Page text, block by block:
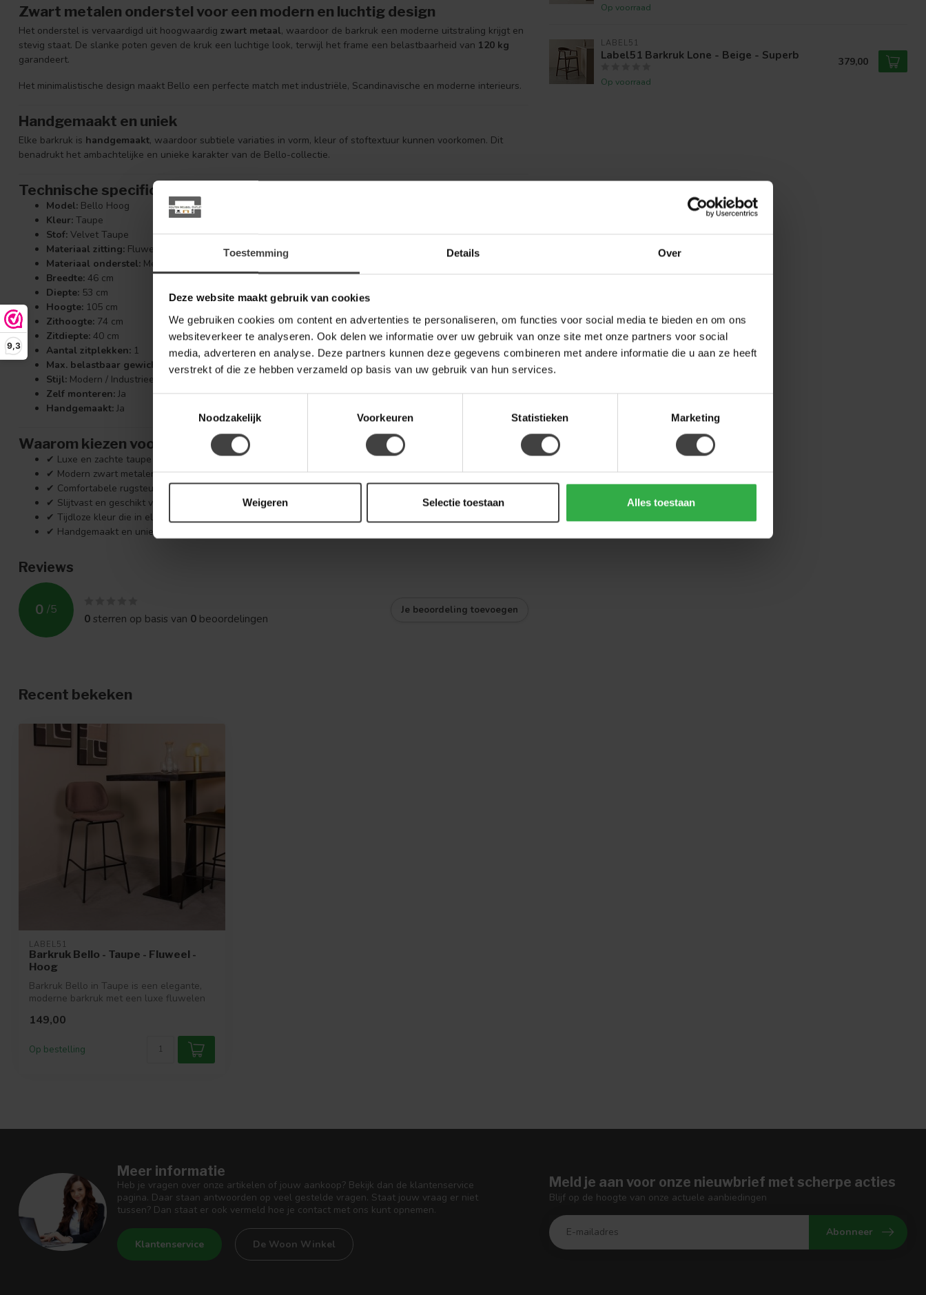
Toestemming Details Over
Deze website maakt gebruik van cookies
We gebruiken cookies om content en advertenties te personaliseren, om functies voor social media te bieden en om ons
websiteverkeer te analyseren. Ook delen we informatie over uw gebruik van onze site met onze partners voor social
media, adverteren en analyse. Deze partners kunnen deze gegevens combineren met andere informatie die u aan ze heeft
verstrekt of die ze hebben verzameld op basis van uw gebruik van hun services.
Noodzakelijk
Voorkeuren Statistieken Marketing
Weigeren Selectie toestaan Alles toestaan
9,3
Zwart metalen onderstel voor een modern en luchtig design
Het onderstel is vervaardigd uit hoogwaardig zwart metaal, waardoor de barkruk een moderne uitstraling krijgt en
stevig staat. De slanke poten geven de kruk een luchtige look, terwijl het frame een belastbaarheid van 120 kg
garandeert.
Het minimalistische design maakt Bello een perfecte match met industriële, Scandinavische en moderne interieurs.
Handgemaakt en uniek
Elke barkruk is handgemaakt, waardoor subtiele variaties in vorm, kleur of stoftextuur kunnen voorkomen. Dit
benadrukt het ambachtelijke en unieke karakter van de Bello-collectie.
Technische specificaties
Model: Bello Hoog
Kleur: Taupe
Stof: Velvet Taupe
Materiaal zitting: Fluweel (100% PES)
Materiaal onderstel: Metaal, zwart
Breedte: 46 cm
Diepte: 53 cm
Hoogte: 105 cm
Zithoogte: 74 cm
Zitdiepte: 40 cm
Aantal zitplekken: 1
Max. belastbaar gewicht:
120 kg
Stijl: Modern / Industrieel
Zelf monteren: Ja
Handgemaakt: Ja
Waarom kiezen voor Barkruk Bello Taupe?
✔ Luxe en zachte taupe fluweel bekleding
✔ Modern zwart metalen onderstel
✔ Comfortabele rugsteun en ergonomische zit
✔ Slijtvast en geschikt voor dagelijks gebruik
✔ Tijdloze kleur die in elk interieur past
✔ Handgemaakt en uniek
Reviews
0 /5
0sterren op basis van 0 beoordelingen
Je beoordeling toevoegen
Op voorraad
LABEL51
Label51 Barkruk Lone - Beige - Superb
Op voorraad
379,00
Recent bekeken
LABEL51
Barkruk Bello - Taupe - Fluweel -
Hoog
Barkruk Bello in Taupe is een elegante,
moderne barkruk met een luxe fluwelen
149,00
Op bestelling
Meer informatie
Heb je vragen over onze artikelen of jouw aankoop? Bekijk dan de klantenservice
pagina. Daar staan antwoorden op veel gestelde vragen. Staat jouw vraag er niet
tussen? Dan staat er ook vermeld hoe je contact met ons kunt opnemen.
Klantenservice De Woon Winkel
Meld je aan voor onze nieuwbrief met scherpe acties
Blijf op de hoogte van onze actuele aanbiedingen
Abonneer